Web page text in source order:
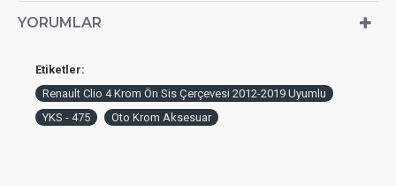
YORUMLAR
Etiketler:
Renault Clio 4 Krom Ön Sis Çerçevesi 2012-2019 Uyumlu
YKS - 475
Oto Krom Aksesuar